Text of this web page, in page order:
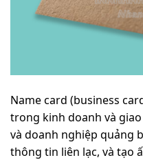
Name card (business
trong kinh doanh và
và doanh nghiệp quảng
thông tin liên lạc, và tạo